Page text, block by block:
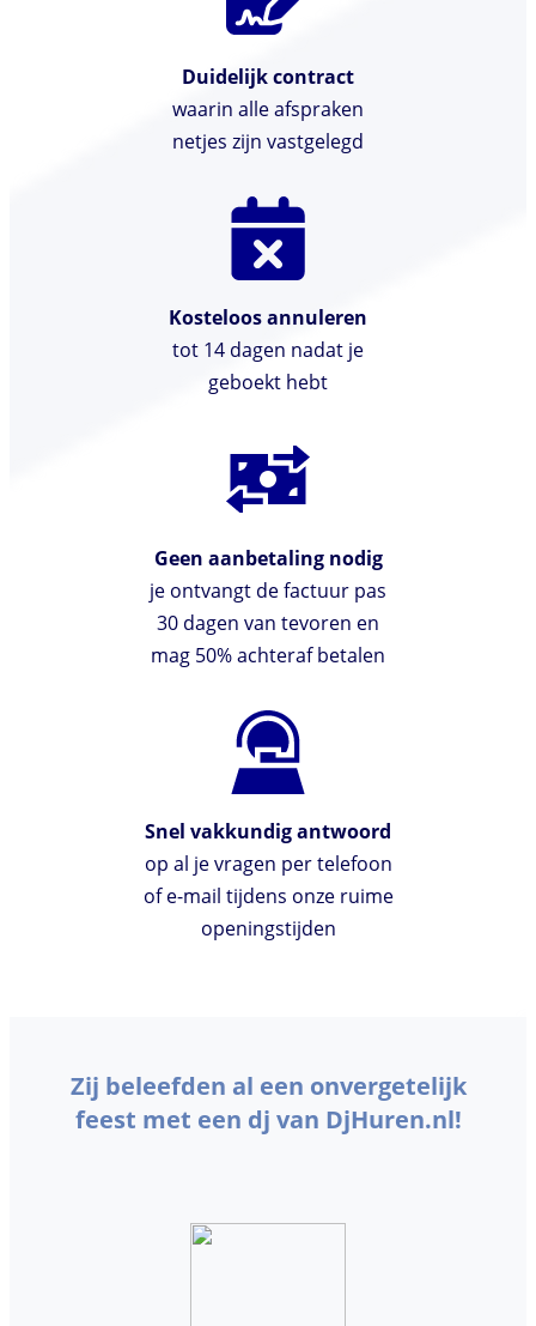
Duidelijk contract
waarin alle afspraken
netjes zijn vastgelegd
Kosteloos annuleren
tot 14 dagen nadat je
geboekt hebt
Geen aanbetaling nodig
je ontvangt de factuur pas
30 dagen van tevoren en
mag 50% achteraf betalen
Snel vakkundig antwoord
op al je vragen per telefoon
of e-mail tijdens onze ruime
openingstijden
Zij beleefden al een onvergetelijk
feest met een dj van DjHuren.nl!